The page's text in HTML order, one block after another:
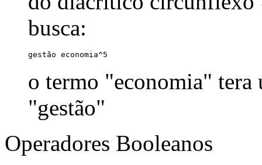
busca:
gestão economia^5
o termo "economia" tera
"gestão"
Operadores Booleanos